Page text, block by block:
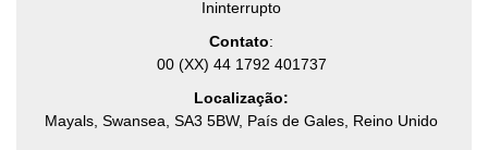
Ininterrupto
Contato:
00 (XX) 44 1792 401737
Localização:
Mayals, Swansea, SA3 5BW, País de Gales, Reino Unido